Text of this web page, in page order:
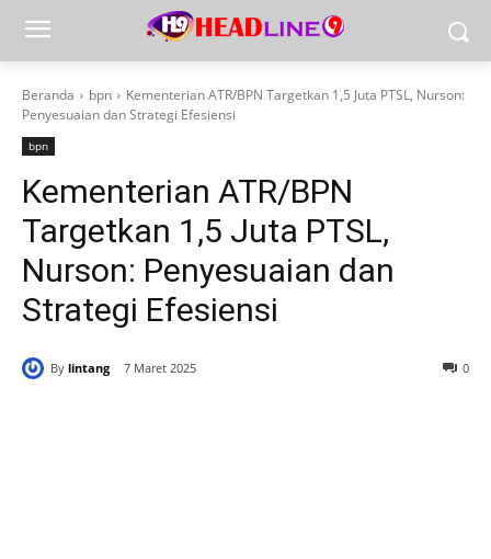
Beranda bpn
Kementerian ATR/BPN Targetkan 1,5 Juta PTSL, Nurson:
Penyesuaian dan Strategi Efesiensi
bpn
Kementerian ATR/BPN
Targetkan 1,5 Juta PTSL,
Nurson: Penyesuaian dan
Strategi Efesiensi
By lintang 7 Maret 2025 0